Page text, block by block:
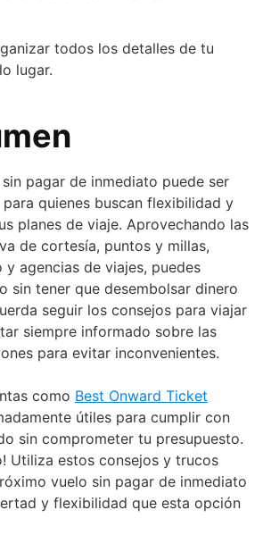
todos los detalles de tu
lugar.
pagar de inmediato puede ser
quienes buscan flexibilidad y
planes de viaje. Aprovechando las
de cortesía, puntos y millas,
agencias de viajes, puedes
sin tener que desembolsar dinero
seguir los consejos para viajar
siempre informado sobre las
para evitar inconvenientes.
como Best Onward Ticket
útiles para cumplir con
sin comprometer tu presupuesto.
Utiliza estos consejos y trucos
vuelo sin pagar de inmediato
y flexibilidad que esta opción